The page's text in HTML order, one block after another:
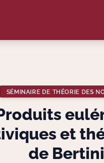
SÉMINAIRE DE THÉORIE DES
et
de Bertini